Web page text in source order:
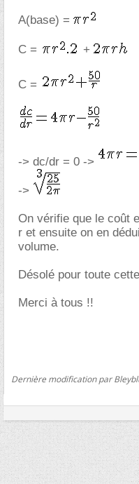
A(base) =
C = +
C =
-> dc/dr = 0 ->
->
On vérifie que le coût
r et ensuite on en
volume.
Désolé pour toute
Merci à tous !!
Dernière modification par